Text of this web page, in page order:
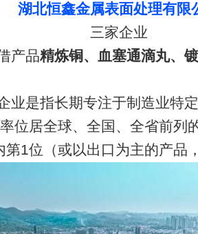
湖北恒鑫金属表面处理有限
三家企业
产品精炼铜、血塞通滴丸、
业是指长期专注于制造业特
位居全球、全国、全省前列
1位（或以出口为主的产品